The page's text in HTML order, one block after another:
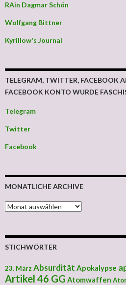
RAin Dagmar Schön
Wolfgang Bittner
Kyrillow's Journal
TELEGRAM, TWITTER, FACEBOOK
FACEBOOK KONTO WURDE
Telegram
Twitter
Facebook
MONATLICHE ARCHIVE
MONATLICHE ARCHIVE
STICHWÖRTER
23. März Absurdität Apokalypse
Artikel 46 GG Atomwaffen